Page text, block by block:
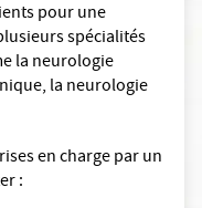
pour une
spécialités
la neurologie
la neurologie
en charge par un
: